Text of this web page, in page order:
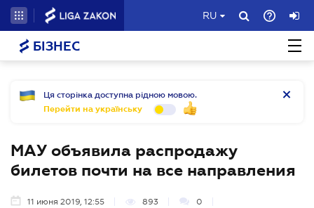
RU
БІЗНЕС
Ця сторінка доступна рідною мовою.
Перейти на українську
МАУ объявила распродажу
билетов почти на все направления
11 июня 2019, 12:55 893 0